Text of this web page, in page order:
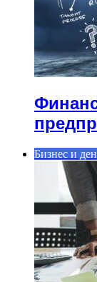
Бизнес и